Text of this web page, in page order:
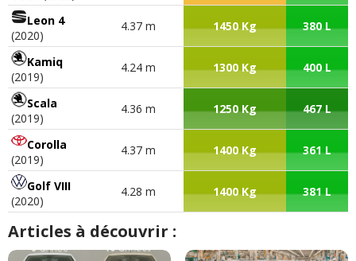
Leon 4
(2020)
4.37 m 1450 Kg 380 L
Kamiq
(2019)
4.24 m 1300 Kg 400 L
Scala
(2019)
4.36 m 1250 Kg 467 L
Corolla
(2019)
4.37 m 1400 Kg 361 L
Golf VIII
(2020)
4.28 m 1400 Kg 381 L
Articles à découvrir :